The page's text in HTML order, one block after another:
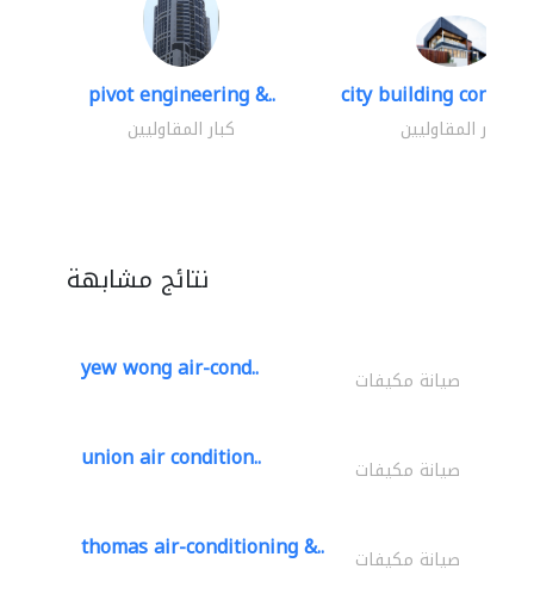
pivot engineering &..
كبار المقاوليين
city building
كبار المقاوليين
نتائج مشابهة
yew wong air-cond.. صيانة مكيفات
union air condition.. صيانة مكيفات
thomas air-conditioning &.. صيانة مكيفات